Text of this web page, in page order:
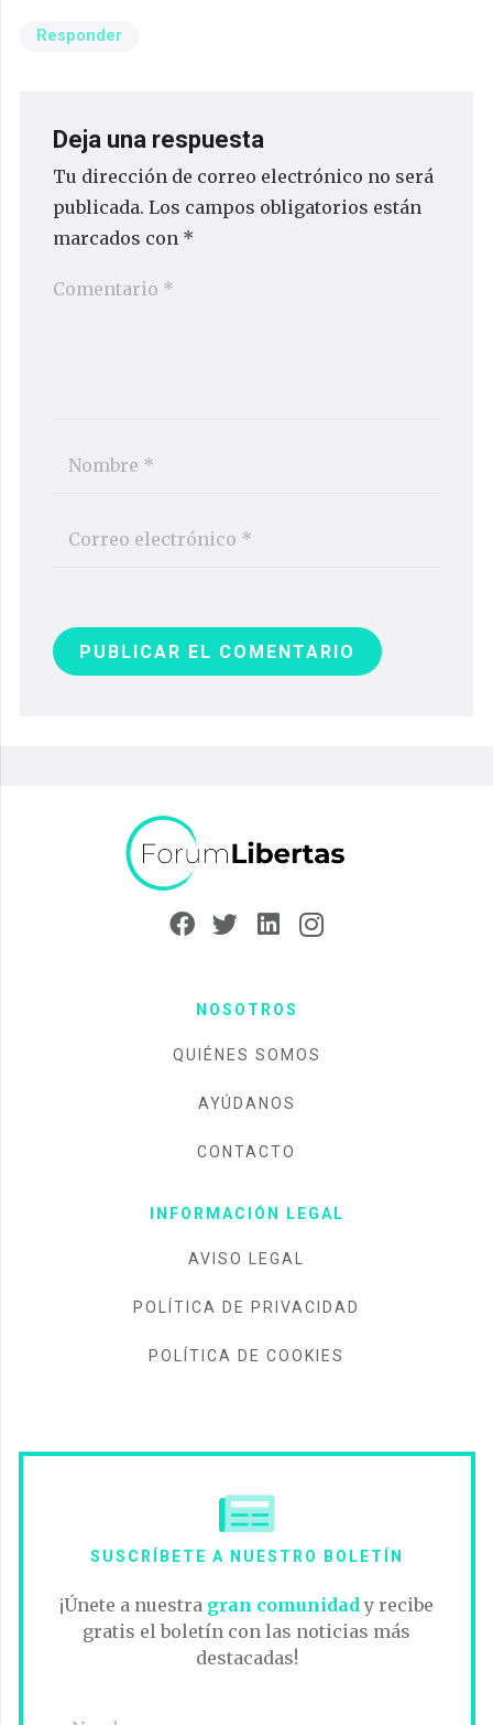
Responder
Deja una respuesta
Tu dirección de correo electrónico no será
publicada. Los campos obligatorios están
marcados con *
PUBLICAR EL COMENTARIO
NOSOTROS
QUIÉNES SOMOS
AYÚDANOS
CONTACTO
INFORMACIÓN LEGAL
AVISO LEGAL
POLÍTICA DE PRIVACIDAD
POLÍTICA DE COOKIES
SUSCRÍBETE A NUESTRO BOLETÍN
¡Únete a nuestra gran comunidad y recibe
gratis el boletín con las noticias más
destacadas!